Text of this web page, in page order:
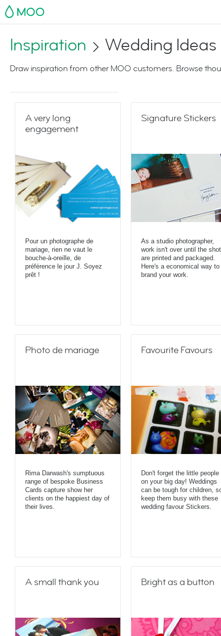
MOO
Inspiration Wedding Ideas
Draw inspiration from other MOO customers. Browse
A very long
engagement
Pour un photographe de
mariage, rien ne vaut le
bouche-à-oreille, de
préférence le jour J. Soyez
prêt !
Signature Stickers
As a studio photographer,
work isn't over until the
are printed and packaged.
Here's a economical way to
brand your work.
Photo de mariage
Rima Darwash's sumptuous
range of bespoke Business
Cards capture show her
clients on the happiest day of
their lives.
Favourite Favours
Don't forget the little people
on your big day! Weddings
can be tough for children,
keep them busy with these
wedding favour Stickers.
A small thank you Bright as a button